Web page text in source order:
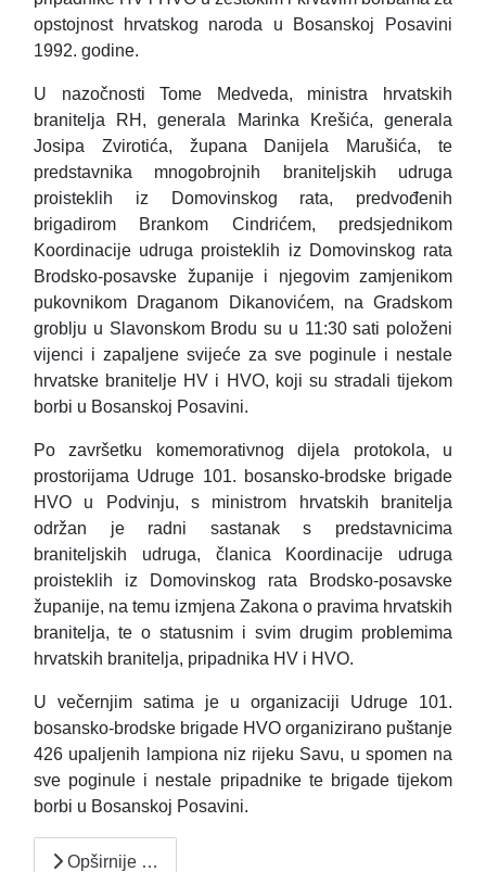
opstojnost hrvatskog naroda u Bosanskoj Posavini
1992. godine.
U nazočnosti Tome Medveda, ministra hrvatskih
branitelja RH, generala Marinka Krešića, generala
Josipa Zvirotića, župana Danijela Marušića, te
predstavnika mnogobrojnih braniteljskih udruga
proisteklih iz Domovinskog rata, predvođenih
brigadirom Brankom Cindrićem, predsjednikom
Koordinacije udruga proisteklih iz Domovinskog rata
Brodsko-posavske županije i njegovim zamjenikom
pukovnikom Draganom Dikanovićem, na Gradskom
groblju u Slavonskom Brodu su u 11:30 sati položeni
vijenci i zapaljene svijeće za sve poginule i nestale
hrvatske branitelje HV i HVO, koji su stradali tijekom
borbi u Bosanskoj Posavini.
Po završetku komemorativnog dijela protokola, u
prostorijama Udruge 101. bosansko-brodske brigade
HVO u Podvinju, s ministrom hrvatskih branitelja
održan je radni sastanak s predstavnicima
braniteljskih udruga, članica Koordinacije udruga
proisteklih iz Domovinskog rata Brodsko-posavske
županije, na temu izmjena Zakona o pravima hrvatskih
branitelja, te o statusnim i svim drugim problemima
hrvatskih branitelja, pripadnika HV i HVO.
U večernjim satima je u organizaciji Udruge 101.
bosansko-brodske brigade HVO organizirano puštanje
426 upaljenih lampiona niz rijeku Savu, u spomen na
sve poginule i nestale pripadnike te brigade tijekom
borbi u Bosanskoj Posavini.
Opširnije …